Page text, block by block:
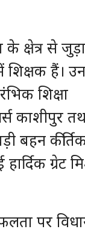
क्षेत्र से
शिक्षक हैं।
शिक्षा
काशीपुर
बहन
ग्रेट
पर